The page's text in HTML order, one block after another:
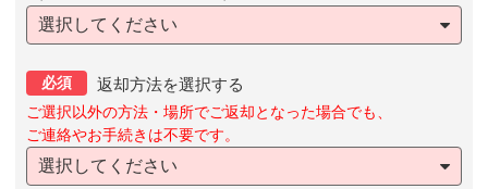
選択してください
必須 返却方法を選択する
ご選択以外の方法・場所でご返却となった場合でも、
ご連絡やお手続きは不要です。
選択してください